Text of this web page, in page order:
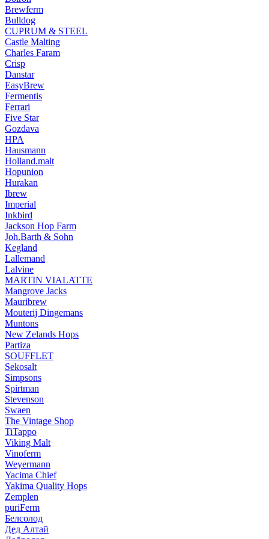
Brewferm
Bulldog
CUPRUM & STEEL
Castle Malting
Charles Faram
Crisp
Danstar
EasyBrew
Fermentis
Ferrari
Five Star
Gozdava
HPA
Hausmann
Holland.malt
Hopunion
Hurakan
Ibrew
Imperial
Inkbird
Jackson Hop Farm
Joh.Barth & Sohn
Kegland
Lallemand
Lalvine
MARTIN VIALATTE
Mangrove Jacks
Mauribrew
Mouterij Dingemans
Muntons
New Zelands Hops
Partiza
SOUFFLET
Sekosalt
Simpsons
Spirtman
Stevenson
Swaen
The Vintage Shop
TiTappo
Viking Malt
Vinoferm
Weyermann
Yacima Chief
Yakima Quality Hops
Zemplen
puriFerm
Белсолод
Дед Алтай